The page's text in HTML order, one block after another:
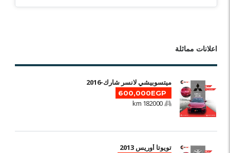
اعلانات مماثلة
ميتسوبيشي لانسر شارك-2016
600,000EGP
182000 km
تويوتا أوريس 2013